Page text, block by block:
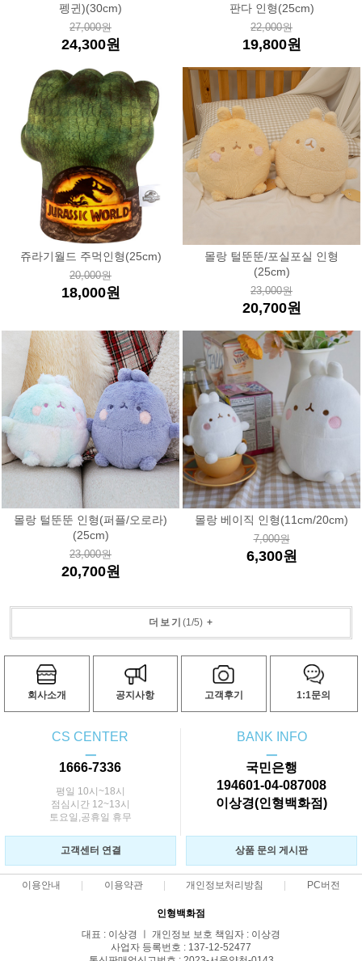
펭귄)(30cm)
27,000원
24,300원
판다 인형(25cm)
22,000원
19,800원
쥬라기월드 주먹인형(25cm)
20,000원
18,000원
몰랑 털뚠뚠/포실포실 인형
(25cm)
23,000원
20,700원
몰랑 털뚠뚠 인형(퍼플/오로라)
(25cm)
23,000원
20,700원
몰랑 베이직 인형(11cm/20cm)
7,000원
6,300원
더보기 (1/5)+
회사소개 공지사항 고객후기 1:1문의
CS CENTER
ㅡ
1666-7336
평일 10시~18시
점심시간 12~13시
토요일,공휴일 휴무
BANK INFO
ㅡ
국민은행
194601-04-087008
이상경(인형백화점)
고객센터 연결 상품 문의 게시판
이용안내 이용약관 개인정보처리방침 PC버전
인형백화점
대표 : 이상경 ㅣ 개인정보 보호 책임자 : 이상경
사업자 등록번호 : 137-12-52477